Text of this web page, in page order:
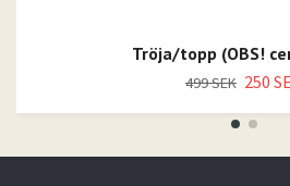
Tröja/topp (OBS!
499 SEK 250